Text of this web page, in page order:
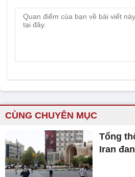
CÙNG CHUYÊN MỤC
Tổng
Iran